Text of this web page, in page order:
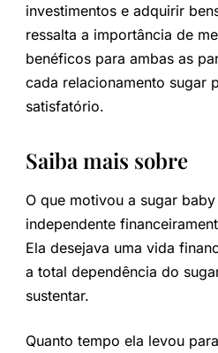
investimentos e adquirir
ressalta a importância de
benéficos para ambas as
cada relacionamento sugar
satisfatório.
Saiba mais sobre
O que motivou a sugar
independente
Ela desejava uma vida
a total dependência do
sustentar.
Quanto tempo ela levou